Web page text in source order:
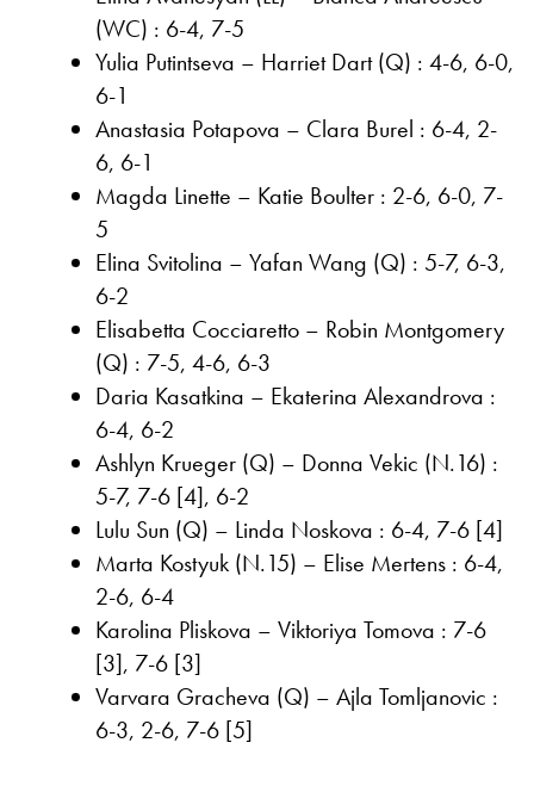
(WC) : 6-4, 7-5
Yulia Putintseva – Harriet Dart (Q) : 4-6, 6-0,
6-1
Anastasia Potapova – Clara Burel : 6-4, 2-
6, 6-1
Magda Linette – Katie Boulter : 2-6, 6-0, 7-
5
Elina Svitolina – Yafan Wang (Q) : 5-7, 6-3,
6-2
Elisabetta Cocciaretto – Robin Montgomery
(Q) : 7-5, 4-6, 6-3
Daria Kasatkina – Ekaterina Alexandrova :
6-4, 6-2
Ashlyn Krueger (Q) – Donna Vekic (N.16) :
5-7, 7-6 [4], 6-2
Lulu Sun (Q) – Linda Noskova : 6-4, 7-6 [4]
Marta Kostyuk (N.15) – Elise Mertens : 6-4,
2-6, 6-4
Karolina Pliskova – Viktoriya Tomova : 7-6
[3], 7-6 [3]
Varvara Gracheva (Q) – Ajla Tomljanovic :
6-3, 2-6, 7-6 [5]